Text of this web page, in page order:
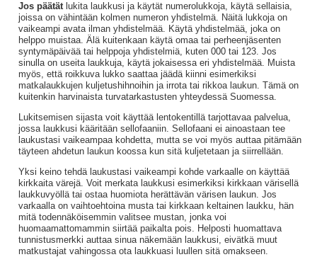
Jos päätätlukita laukkusi ja käytät numerolukkoja, käytä sellaisia,
joissa on vähintään kolmen numeron yhdistelmä. Näitä lukkoja on
vaikeampi avata ilman yhdistelmää. Käytä yhdistelmää, joka on
helppo muistaa. Älä kuitenkaan käytä omaa tai perheenjäsenten
syntymäpäivää tai helppoja yhdistelmiä, kuten 000 tai 123. Jos
sinulla on useita laukkuja, käytä jokaisessa eri yhdistelmää. Muista
myös, että roikkuva lukko saattaa jäädä kiinni esimerkiksi
matkalaukkujen kuljetushihnoihin ja irrota tai rikkoa laukun. Tämä on
kuitenkin harvinaista turvatarkastusten yhteydessä Suomessa.
Lukitsemisen sijasta voit käyttää lentokentillä tarjottavaa palvelua,
jossa laukkusi kääritään sellofaaniin. Sellofaani ei ainoastaan tee
laukustasi vaikeampaa kohdetta, mutta se voi myös auttaa pitämään
täyteen ahdetun laukun koossa kun sitä kuljetetaan ja siirrellään.
Yksi keino tehdä laukustasi vaikeampi kohde varkaalle on käyttää
kirkkaita värejä. Voit merkata laukkusi esimerkiksi kirkkaan värisellä
laukkuvyöllä tai ostaa huomiota herättävän värisen laukun. Jos
varkaalla on vaihtoehtoina musta tai kirkkaan keltainen laukku, hän
mitä todennäköisemmin valitsee mustan, jonka voi
huomaamattomammin siirtää paikalta pois. Helposti huomattava
tunnistusmerkki auttaa sinua näkemään laukkusi, eivätkä muut
matkustajat vahingossa ota laukkuasi luullen sitä omakseen.